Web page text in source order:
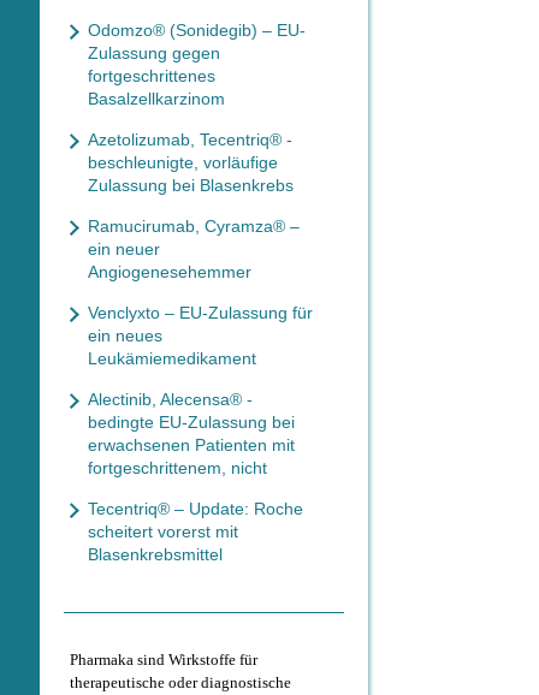
Odomzo® (Sonidegib) – EU-
Zulassung gegen
fortgeschrittenes
Basalzellkarzinom
Azetolizumab, Tecentriq® -
beschleunigte, vorläufige
Zulassung bei Blasenkrebs
Ramucirumab, Cyramza® –
ein neuer
Angiogenesehemmer
Venclyxto – EU-Zulassung für
ein neues
Leukämiemedikament
Alectinib, Alecensa® -
bedingte EU-Zulassung bei
erwachsenen Patienten mit
fortgeschrittenem, nicht
Tecentriq® – Update: Roche
scheitert vorerst mit
Blasenkrebsmittel
Pharmaka sind Wirkstoffe für
therapeutische oder diagnostische